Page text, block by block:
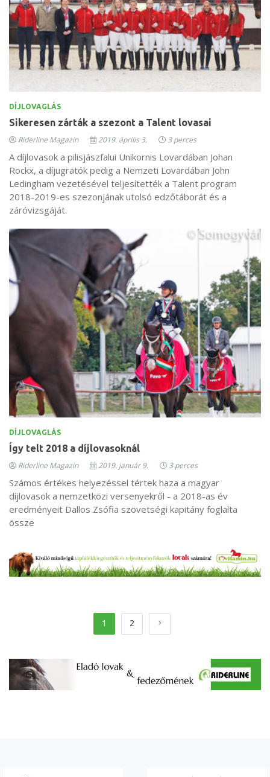
DÍJLOVAGLÁS
Sikeresen zárták a szezont a Talent lovasai
Riderline Magazin 2019. április 3. 3 perces
A díjlovasok a pilisjászfalui Unikornis Lovardában Johan
Rockx, a díjugratók pedig a Nemzeti Lovardában John
Ledingham vezetésével teljesítették a Talent program
2018-2019-es szezonjának utolsó edzőtáborát és a
záróvizsgáját.
DÍJLOVAGLÁS
Így telt 2018 a díjlovasoknál
Riderline Magazin 2019. január 9. 3 perces
Számos értékes helyezéssel tértek haza a magyar
díjlovasok a nemzetközi versenyekről - a 2018-as év
eredményeit Dallos Zsófia szövetségi kapitány foglalta
össze
1 2